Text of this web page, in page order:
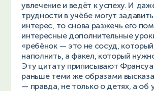
увлечение и ведёт к успеху. И
трудности в учёбе могут
интерес, то снова разжечь его
интересные дополнительные
«ребёнок — это не сосуд,
наполнить, а факел, который
Эту цитату приписывают Франсуа
раньше теми же образами
— правда, не только о детях, а об